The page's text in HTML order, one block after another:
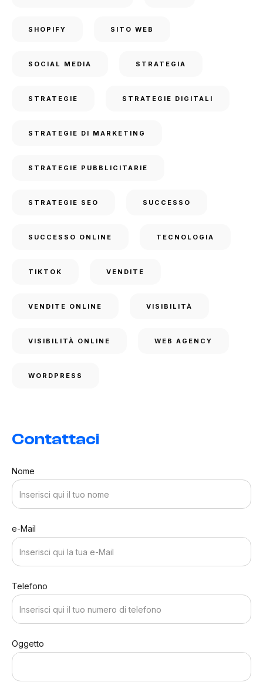
SHOPIFY SITO WEB
SOCIAL MEDIA STRATEGIA
STRATEGIE STRATEGIE DIGITALI
STRATEGIE DI MARKETING
STRATEGIE PUBBLICITARIE
STRATEGIE SEO SUCCESSO
SUCCESSO ONLINE TECNOLOGIA
TIKTOK VENDITE
VENDITE ONLINE VISIBILITÀ
VISIBILITÀ ONLINE WEB AGENCY
WORDPRESS
Contattaci
Nome
e-Mail
Telefono
Oggetto